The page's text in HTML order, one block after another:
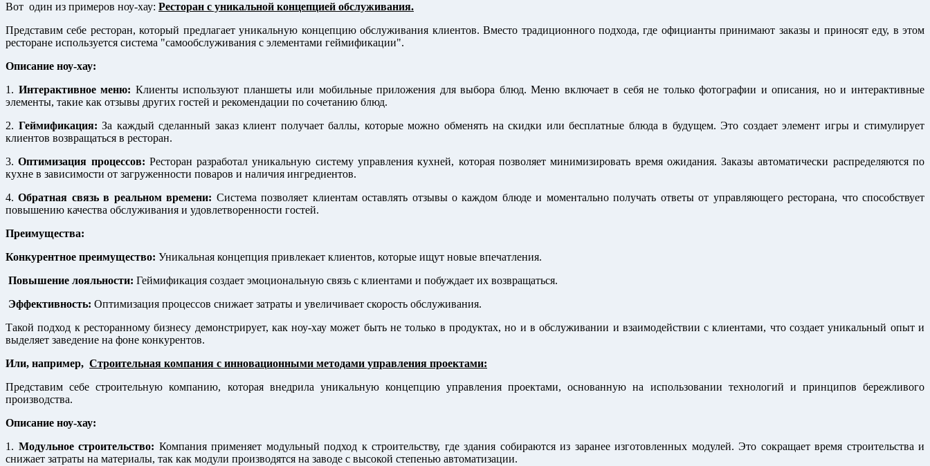
Вот один из примеров ноу-хау: Ресторан с уникальной концепцией обслуживания.
Представим себе ресторан, который предлагает уникальную концепцию обслуживания клиентов. Вместо традиционного подхода, где официанты принимают заказы и приносят еду, в этом
ресторане используется система "самообслуживания с элементами геймификации".
Описание ноу-хау:
1. Интерактивное меню: Клиенты используют планшеты или мобильные приложения для выбора блюд. Меню включает в себя не только фотографии и описания, но и интерактивные
элементы, такие как отзывы других гостей и рекомендации по сочетанию блюд.
2. Геймификация: За каждый сделанный заказ клиент получает баллы, которые можно обменять на скидки или бесплатные блюда в будущем. Это создает элемент игры и стимулирует
клиентов возвращаться в ресторан.
3.Оптимизация процессов: Ресторан разработал уникальную систему управления кухней, которая позволяет минимизировать время ожидания. Заказы автоматически распределяются по
кухне в зависимости от загруженности поваров и наличия ингредиентов.
4.Обратная связь в реальном времени: Система позволяет клиентам оставлять отзывы о каждом блюде и моментально получать ответы от управляющего ресторана, что способствует
повышению качества обслуживания и удовлетворенности гостей.
Преимущества:
Конкурентное преимущество: Уникальная концепция привлекает клиентов, которые ищут новые впечатления.
Повышение лояльности: Геймификация создает эмоциональную связь с клиентами и побуждает их возвращаться.
Эффективность: Оптимизация процессов снижает затраты и увеличивает скорость обслуживания.
Такой подход к ресторанному бизнесу демонстрирует, как ноу-хау может быть не только в продуктах, но и в обслуживании и взаимодействии с клиентами, что создает уникальный опыт и
выделяет заведение на фоне конкурентов.
Или, например, Строительная компания с инновационными методами управления проектами:
Представим себе строительную компанию, которая внедрила уникальную концепцию управления проектами, основанную на использовании технологий и принципов бережливого
производства.
Описание ноу-хау:
1. Модульное строительство: Компания применяет модульный подход к строительству, где здания собираются из заранее изготовленных модулей. Это сокращает время строительства и
снижает затраты на материалы, так как модули производятся на заводе с высокой степенью автоматизации.